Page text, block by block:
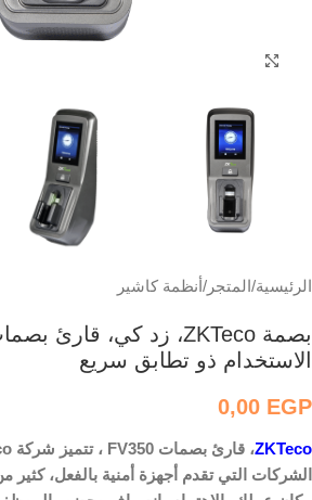
الرئيسية/المتجر /أنظمة كاشير
الاستخدام ذو تطابق سريع
0,00 EGP
ZKTeco
الشركات التي تقدم أجهزة أمنية بالفعل، كثير